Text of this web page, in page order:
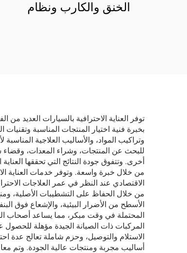
الخنق والكارب ونظام
توفر العناية الاحترافية بالسيارات العديد
بخبرة فنية اختيار المنتجات المناسبة
وتراكيب المواد، والأساليب العلاجية
للبحث عن المنتجات، وشراء المعدات، وقضاء
أخرى. وتتفوق جودة النتائج التي تحققها
من خلال خبرة واسعة. وتوفر خدمات العناية
الاقتصادي عند النظر في عمر العلاجات
من خلال الحفاظ على التشطيبات الأصلية،
الأسطح من الأضرار البيئية، والإشعاع فوق
المحتملة في وقت مبكر، مما يساعد أصحاب
المركبات ذات الصيانة الجيدة مؤهلة
الاستلام والتوصيل، وحزم شاملة تعالج عدة
أساليب مجربة ومنتجات عالية الجودة. وتم